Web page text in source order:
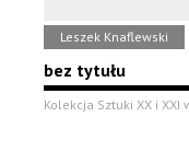
Leszek Knaflewski
bez tytułu
Kolekcja Sztuki XX i XXI